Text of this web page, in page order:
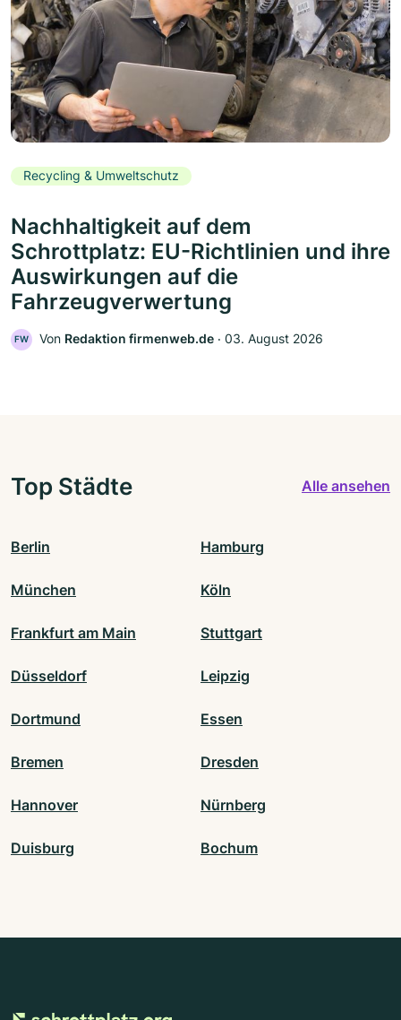
Recycling & Umweltschutz
Nachhaltigkeit auf dem
Schrottplatz: EU-Richtlinien und ihre
Auswirkungen auf die
Fahrzeugverwertung
FW Von Redaktion firmenweb.de ‧ 03. August 2026
Top Städte Alle ansehen
Berlin Hamburg
München Köln
Frankfurt am Main Stuttgart
Düsseldorf Leipzig
Dortmund Essen
Bremen Dresden
Hannover Nürnberg
Duisburg Bochum